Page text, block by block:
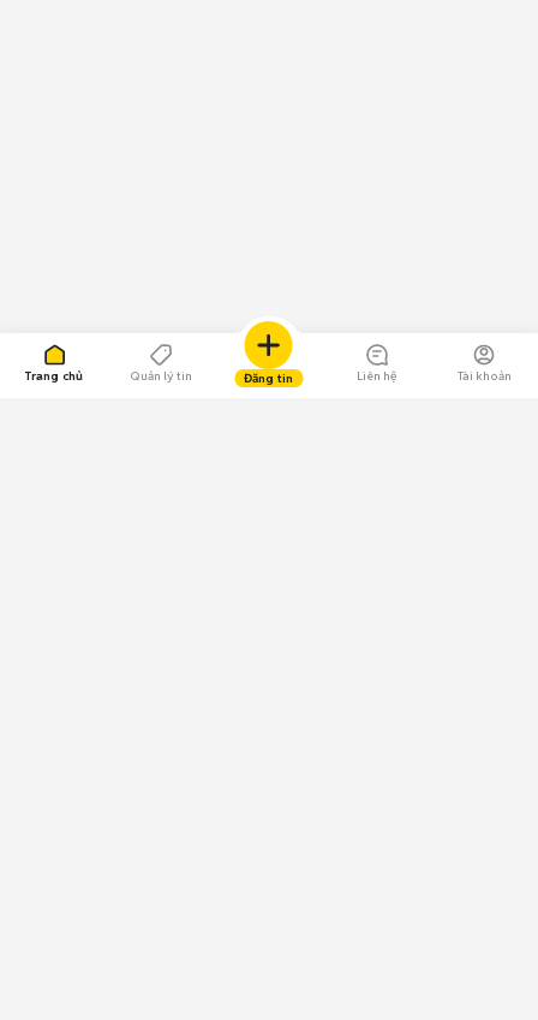
Trang chủ Quản lý tin Đăng tin Liên hệ Tài khoản